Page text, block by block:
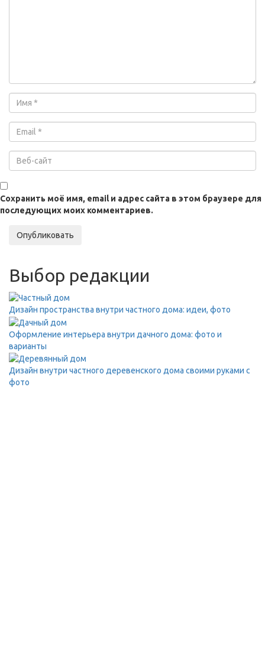
Сохранить моё имя, email и адрес сайта в этом браузере для
последующих моих комментариев.
Опубликовать
Выбор редакции
Дизайн пространства внутри частного дома: идеи, фото
Оформление интерьера внутри дачного дома: фото и
варианты
Дизайн внутри частного деревенского дома своими руками с
фото